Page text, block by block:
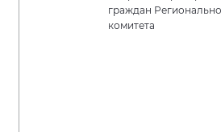
граждан
комитета